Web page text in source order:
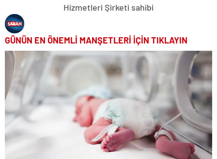
Hizmetleri Şirketi sahibi
GÜNÜN EN ÖNEMLİ MANŞETLERİ İÇİN TIKLAYIN